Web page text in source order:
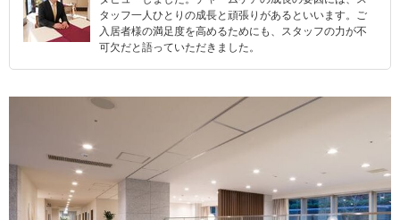
タッフ一人ひとりの成長と頑張りがあるといいます。ご
入居者様の満足度を高めるためにも、スタッフの力が不
可欠だと語っていただきました。